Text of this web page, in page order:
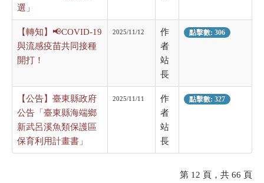
選」
【轉知】📢COVID-19
與流感疫苗共同接種
開打！
2025/11/12
作
者
站
長
點擊數: 306
【公告】臺東縣政府
公告「臺東縣海端鄉
新武呂溪魚類保護區
保育利用計畫書」
2025/11/11
作
者
站
長
點擊數: 327
第 12 頁，共 66 頁